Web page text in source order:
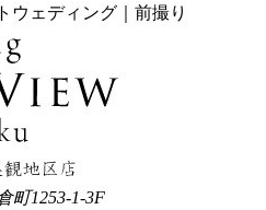
ウェディング｜前撮り
町1253-1-3F